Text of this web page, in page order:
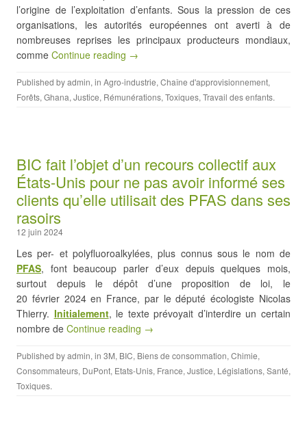
l’origine de l’exploitation d’enfants. Sous la pression de ces
organisations, les autorités européennes ont averti à de
nombreuses reprises les principaux producteurs mondiaux,
comme Continue reading →
Published byadmin, in Agro-industrie, Chaîne d'approvisionnement,
Forêts, Ghana, Justice, Rémunérations, Toxiques, Travail des enfants.
BIC fait l’objet d’un recours collectif aux
États-Unis pour ne pas avoir informé ses
clients qu’elle utilisait des PFAS dans ses
rasoirs
12 juin 2024
Les per- et polyfluoroalkylées, plus connus sous le nom de
PFAS, font beaucoup parler d’eux depuis quelques mois,
surtout depuis le dépôt d’une proposition de loi, le
20 février 2024 en France, par le député écologiste Nicolas
Thierry. Initialement, le texte prévoyait d’interdire un certain
nombre de Continue reading →
Published byadmin, in 3M, BIC, Biens de consommation, Chimie,
Consommateurs, DuPont, Etats-Unis, France, Justice, Législations, Santé,
Toxiques.